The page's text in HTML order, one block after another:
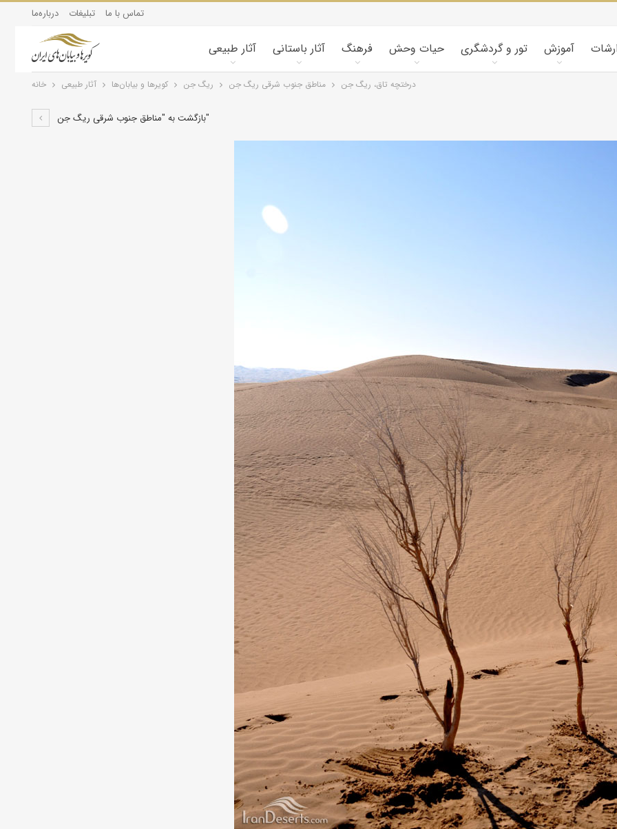
درباره‌ما تبلیغات تماس با ما
آثار طبیعی آثار باستانی فرهنگ حیات وحش تور و گردشگری آموزش
خانه آثار طبیعی کویرها و بیابان‌ها ریگ جن مناطق جنوب شرقی ریگ جن درختچه تاق، ریگ جن
بازگشت به "مناطق جنوب شرقی ریگ جن"